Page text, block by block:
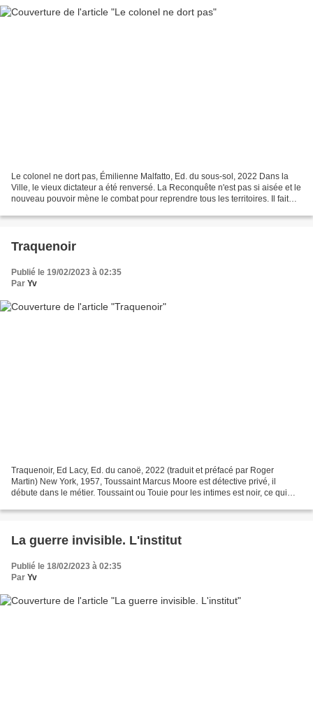
Le colonel ne dort pas, Émilienne Malfatto, Ed. du sous-sol, 2022 Dans la
Ville, le vieux dictateur a été renversé. La Reconquête n'est pas si aisée et le
nouveau pouvoir mène le combat pour reprendre tous les territoires. Il fait
Traquenoir
Publié le 19/02/2023 à 02:35
Par Yv
Traquenoir, Ed Lacy, Ed. du canoë, 2022 (traduit et préfacé par Roger
Martin) New York, 1957, Toussaint Marcus Moore est détective privé, il
débute dans le métier. Toussaint ou Touie pour les intimes est noir, ce qui
La guerre invisible. L'institut
Publié le 18/02/2023 à 02:35
Par Yv